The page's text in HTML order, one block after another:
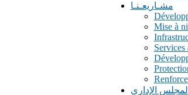
مشـاريعـنـا
Mise à
المجلس الإداري